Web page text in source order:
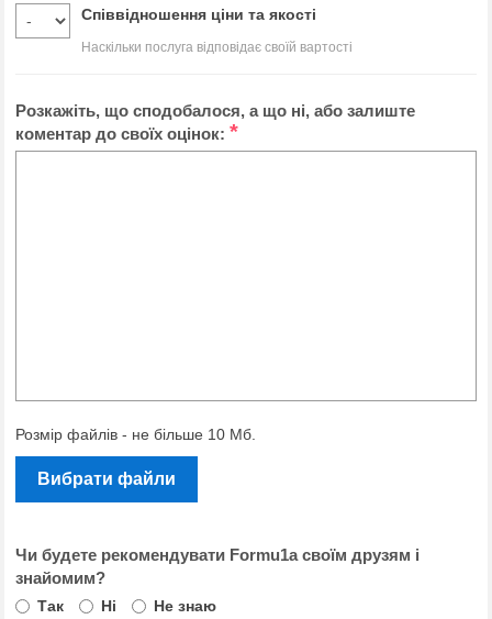
Співвідношення ціни та якості
Наскільки послуга відповідає своїй вартості
Розкажіть, що сподобалося, а що ні, або залиште
коментар до своїх оцінок: *
Розмір файлів - не більше 10 Мб.
Вибрати файли
Чи будете рекомендувати Formu1a своїм друзям і
знайомим?
Так Ні Не знаю